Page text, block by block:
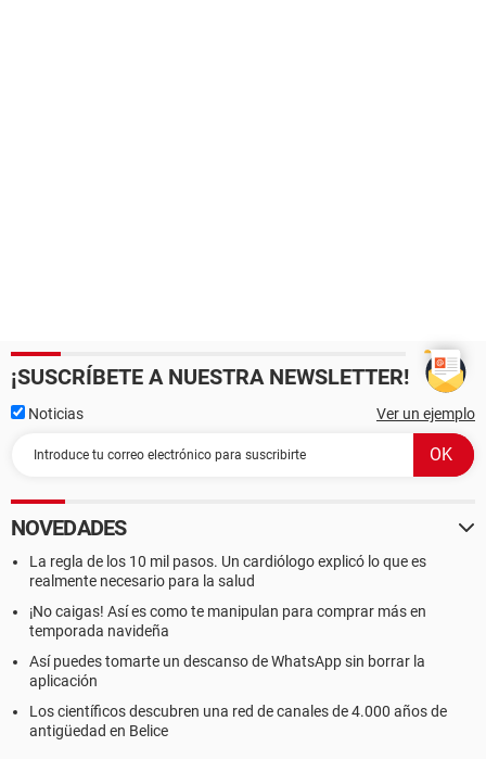
¡SUSCRÍBETE A NUESTRA NEWSLETTER!
Noticias Ver un ejemplo
NOVEDADES
La regla de los 10 mil pasos. Un cardiólogo explicó lo que es
realmente necesario para la salud
¡No caigas! Así es como te manipulan para comprar más en
temporada navideña
Así puedes tomarte un descanso de WhatsApp sin borrar la
aplicación
Los científicos descubren una red de canales de 4.000 años de
antigüedad en Belice